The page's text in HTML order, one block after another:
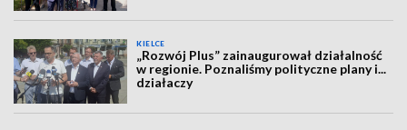
KIELCE
„Rozwój Plus” zainaugurował działalność
w regionie. Poznaliśmy polityczne plany i...
działaczy